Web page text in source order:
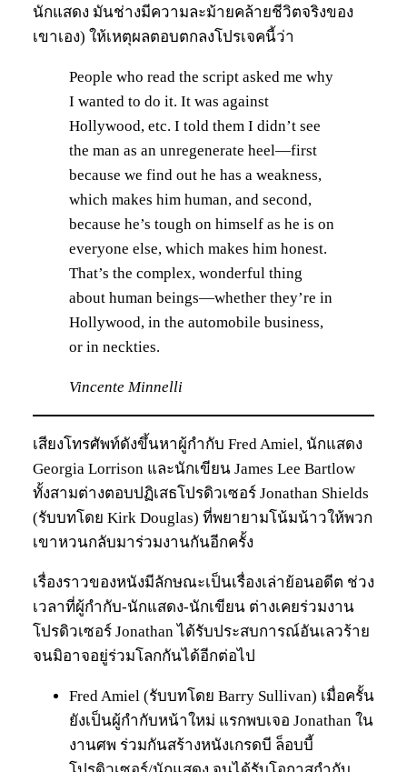
นักแสดง มันช่างมีความละม้ายคล้ายชีวิตจริงของ
เขาเอง) ให้เหตุผลตอบตกลงโปรเจคนี้ว่า
People who read the script asked me why
I wanted to do it. It was against
Hollywood, etc. I told them I didn’t see
the man as an unregenerate heel—first
because we find out he has a weakness,
which makes him human, and second,
because he’s tough on himself as he is on
everyone else, which makes him honest.
That’s the complex, wonderful thing
about human beings—whether they’re in
Hollywood, in the automobile business,
or in neckties.
Vincente Minnelli
เสียงโทรศัพท์ดังขึ้นหาผู้กำกับ Fred Amiel, นักแสดง
Georgia Lorrison และนักเขียน James Lee Bartlow
ทั้งสามต่างตอบปฏิเสธโปรดิวเซอร์ Jonathan Shields
(รับบทโดย Kirk Douglas) ที่พยายามโน้มน้าวให้พวก
เขาหวนกลับมาร่วมงานกันอีกครั้ง
เรื่องราวของหนังมีลักษณะเป็นเรื่องเล่าย้อนอดีต ช่วง
เวลาที่ผู้กำกับ-นักแสดง-นักเขียน ต่างเคยร่วมงาน
โปรดิวเซอร์ Jonathan ได้รับประสบการณ์อันเลวร้าย
จนมิอาจอยู่ร่วมโลกกันได้อีกต่อไป
Fred Amiel (รับบทโดย Barry Sullivan) เมื่อครั้น
ยังเป็นผู้กำกับหน้าใหม่ แรกพบเจอ Jonathan ใน
งานศพ ร่วมกันสร้างหนังเกรดบี ล็อบบี้